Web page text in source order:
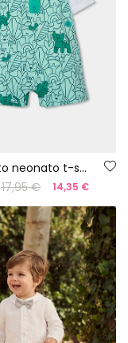
Completo neonato t-shirt e salopette stampa verde
17,95 € 14,35 €